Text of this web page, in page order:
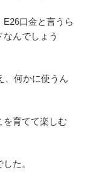
口金と言うら
んでしょう
、何かに使うん
を育てて楽しむ
た。